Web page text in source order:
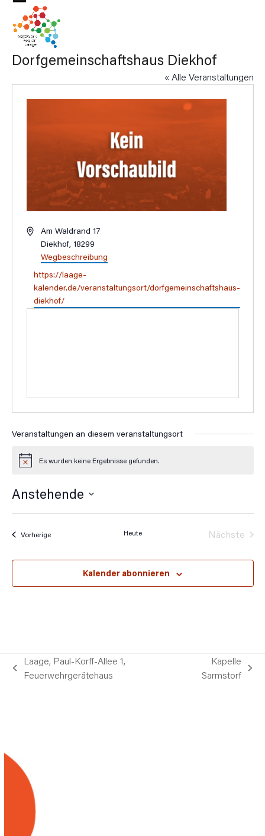
Skip
content
Open
mobile
menu
Close
mobile
menu
Dorfgemeinschaftshaus Diekhof
« Alle Veranstaltungen
AdresseAm Waldrand 17
Diekhof, 18299
Wegbeschreibung
Webseite
https://laage-
kalender.de/veranstaltungsort/dorfgemeinschaftshaus-
diekhof/
Veranstaltungen an diesem veranstaltungsort
HinweisEs wurden keine Ergebnisse gefunden.
Anstehende
Datum
VorherigeVeranstaltungen Heute
Nächste
Kalender abonnieren
vorheriger
Laage, Paul-Korff-Allee 1,
Feuerwehrgerätehaus
Nächster
Kapelle
Sarmstorf